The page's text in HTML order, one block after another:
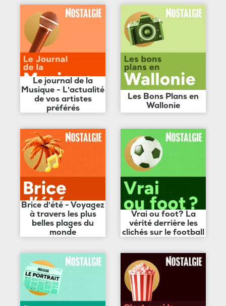
Le journal de la
Musique - L'actualité
de vos artistes
préférés
Les Bons Plans en
Wallonie
Brice d'été - Voyagez
à travers les plus
belles plages du
monde
Vrai ou foot? La
vérité derrière les
clichés sur le football